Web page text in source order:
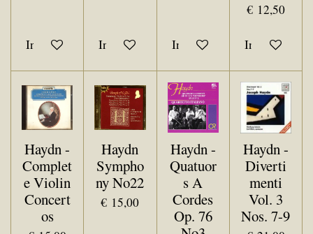
In winkelwagenIn winkelwagenIn winkelwagen
€ 12,50
In
Haydn -
Complet
e Violin
Concert
os
Haydn
Sympho
ny No22
€ 15,00
Haydn -
Quatuor
s A
Cordes
Op. 76
Haydn -
Diverti
menti
Vol. 3
Nos. 7-9